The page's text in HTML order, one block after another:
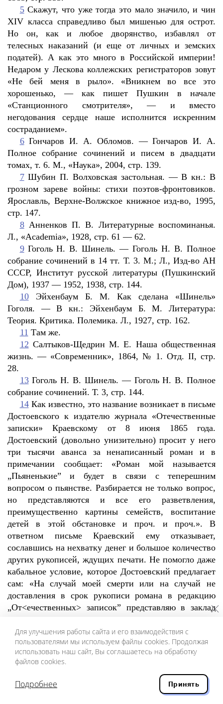
5Скажут, что уже тогда это мало значило, и чин
XIV класса справедливо был мишенью для острот.
Но он, как и любое дворянство, избавлял от
телесных наказаний (и еще от личных и земских
податей). А как это много в Российской империи!
Недаром у Лескова коллежских регистраторов зовут
«Не бей меня в рыло». «Вникнем во все это
хорошенько, — как пишет Пушкин в начале
«Станционного смотрителя», — и вместо
негодования сердце наше исполнится искренним
состраданием».
6Гончаров И. А. Обломов. — Гончаров И. А.
Полное собрание сочинений и писем в двадцати
томах, т. 6. М., «Наука», 2004, стр. 139.
7Шубин П. Волховская застольная. — В кн.: В
грозном зареве войны: стихи поэтов-фронтовиков.
Ярославль, Верхне-Волжское книжное изд-во, 1995,
стр. 147.
8Анненков П. В. Литературные воспоминанья.
Л., «Academia», 1928, стр. 61 — 62.
9 Гоголь Н. В. Шинель. — Гоголь Н. В. Полное
собрание сочинений в 14 тт. Т. 3. М.; Л., Изд-во АН
СССР, Институт русской литературы (Пушкинский
Дом), 1937 — 1952, 1938, стр. 144.
10Эйхенбаум Б. М. Как сделана «Шинель»
Гоголя. — В кн.: Эйхенбаум Б. М. Литература:
Теория. Критика. Полемика. Л., 1927, стр. 162.
11 Там же.
12 Салтыков-Щедрин М. Е. Наша общественная
жизнь. — «Современник», 1864, № 1. Отд. II, стр.
28.
13Гоголь Н. В. Шинель. — Гоголь Н. В. Полное
собрание сочинений. Т. 3, стр. 144.
14Как известно, это название возникает в письме
Достоевского к издателю журнала «Отечественные
записки» Краевскому от 8 июня 1865 года.
Достоевский (довольно унизительно) просит у него
три тысячи аванса за ненаписанный роман и в
примечании сообщает: «Роман мой называется
„Пьяненькие” и будет в связи с теперешним
вопросом о пьянстве. Разбирается не только вопрос,
но представляются и все его разветвления,
преимущественно картины семейств, воспитание
детей в этой обстановке и проч. и проч.». В
ответном письме Краевский ему отказывает,
сославшись на нехватку денег и большое количество
других рукописей, ждущих печати. Не помогло даже
кабальное условие, которое Достоевский предлагает
сам: «На случай моей смерти или на случай не
доставления в срок рукописи романа в редакцию
„От<ечественных> записок” представляю в заклад
сочинений, равномерно право их продать, заложить,
одним словом, поступить с ними как с полною
собственностью». Мы знаем только один набросок —
диалог: «Оттого мы пьем, что дела нет». — «Врешь
ты, — оттого, что дела нет». — «Да нравственности
нет оттого — дела долго (150 лет) не было».
Для улучшения работы сайта и его взаимодействия с
пользователями мы используем файлы cookies. Продолжая
использовать наш сайт, Вы соглашаетесь на обработку
файлов cookies.
Подробнее Принять